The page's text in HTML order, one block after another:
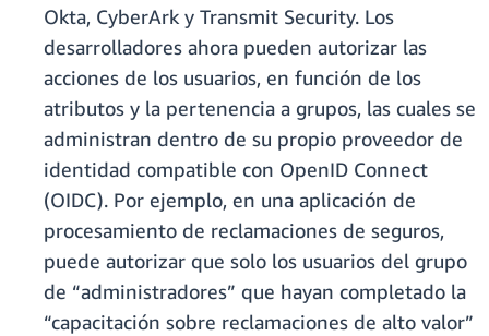
Okta, CyberArk y Transmit Security. Los
desarrolladores ahora pueden autorizar las
acciones de los usuarios, en función de los
atributos y la pertenencia a grupos, las cuales se
administran dentro de su propio proveedor de
identidad compatible con OpenID Connect
(OIDC). Por ejemplo, en una aplicación de
procesamiento de reclamaciones de seguros,
puede autorizar que solo los usuarios del grupo
de “administradores” que hayan completado la
“capacitación sobre reclamaciones de alto valor”